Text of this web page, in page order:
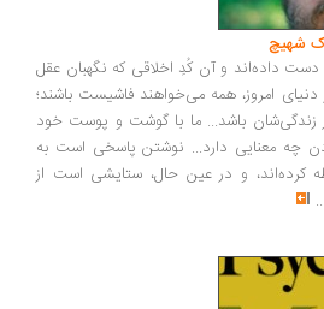
و آن کُدِ اخلاقی که نگهبان عقل
همه می‌خواهند فاشیست باشند؛
باشد... ما با گوشت و پوست خود
دارد... نوشتن پاسخی است به
و در عین حال، ستایشی است از